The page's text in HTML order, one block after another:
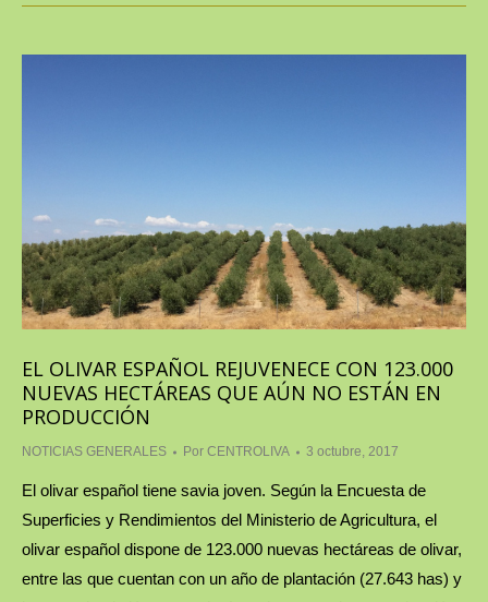
EL OLIVAR ESPAÑOL REJUVENECE CON 123.000
NUEVAS HECTÁREAS QUE AÚN NO ESTÁN EN
PRODUCCIÓN
NOTICIAS GENERALES Por CENTROLIVA 3 octubre, 2017
El olivar español tiene savia joven. Según la Encuesta de
Superficies y Rendimientos del Ministerio de Agricultura, el
olivar español dispone de 123.000 nuevas hectáreas de olivar,
entre las que cuentan con un año de plantación (27.643 has) y